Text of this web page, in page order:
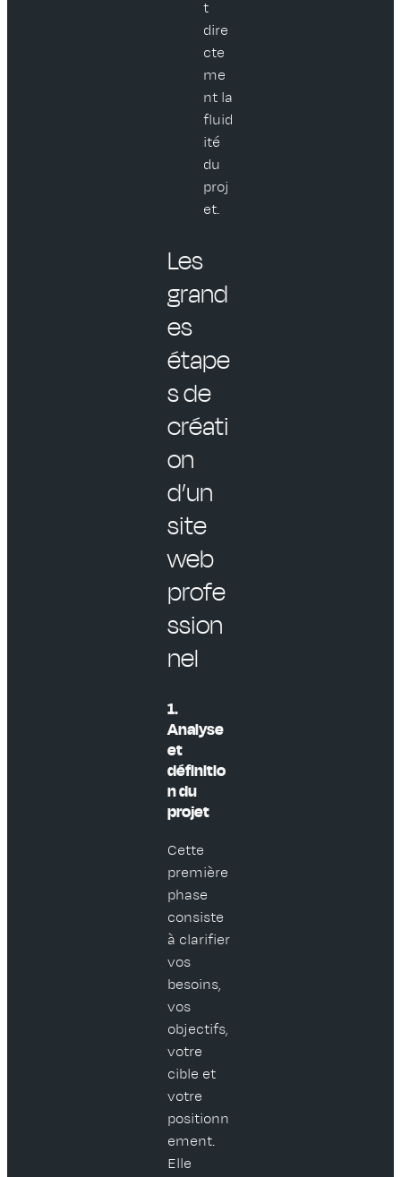
t
dire
cte
me
nt la
fluid
ité
du
proj
et.
Les
grand
es
étape
s de
créati
on
d’un
site
web
profe
ssion
nel
1.
Analyse
et
définitio
n du
projet
Cette
première
phase
consiste
à clarifier
vos
besoins,
vos
objectifs,
votre
cible et
votre
positionn
ement.
Elle